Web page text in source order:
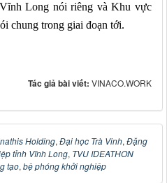
Long nói riêng và Khu vực
chung trong giai đoạn tới.
Tác giả bài viết: VINACO.WORK
Holding, Đại học Trà Vinh, Đặng
tỉnh Vĩnh Long, TVU IDEATHON
tạo, bệ phóng khởi nghiệp